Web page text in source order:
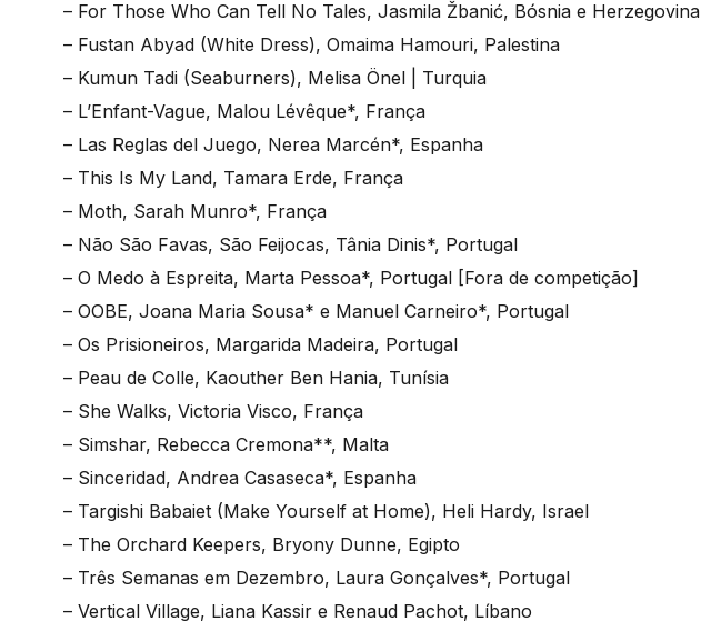
– For Those Who Can Tell No Tales, Jasmila Žbanić, Bósnia e Herzegovina
– Fustan Abyad (White Dress), Omaima Hamouri, Palestina
– Kumun Tadi (Seaburners), Melisa Önel | Turquia
– L’Enfant-Vague, Malou Lévêque*, França
– Las Reglas del Juego, Nerea Marcén*, Espanha
– This Is My Land, Tamara Erde, França
– Moth, Sarah Munro*, França
– Não São Favas, São Feijocas, Tânia Dinis*, Portugal
– O Medo à Espreita, Marta Pessoa*, Portugal [Fora de competição]
– OOBE, Joana Maria Sousa* e Manuel Carneiro*, Portugal
– Os Prisioneiros, Margarida Madeira, Portugal
– Peau de Colle, Kaouther Ben Hania, Tunísia
– She Walks, Victoria Visco, França
– Simshar, Rebecca Cremona**, Malta
– Sinceridad, Andrea Casaseca*, Espanha
– Targishi Babaiet (Make Yourself at Home), Heli Hardy, Israel
– The Orchard Keepers, Bryony Dunne, Egipto
– Três Semanas em Dezembro, Laura Gonçalves*, Portugal
– Vertical Village, Liana Kassir e Renaud Pachot, Líbano